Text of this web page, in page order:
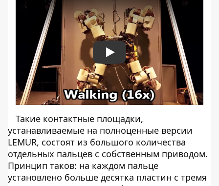
Play
Такие контактные площадки,
устанавливаемые на полноценные версии
LEMUR, состоят из большого количества
отдельных пальцев с собственным приводом.
Принцип таков: на каждом пальце
установлено больше десятка пластин с тремя